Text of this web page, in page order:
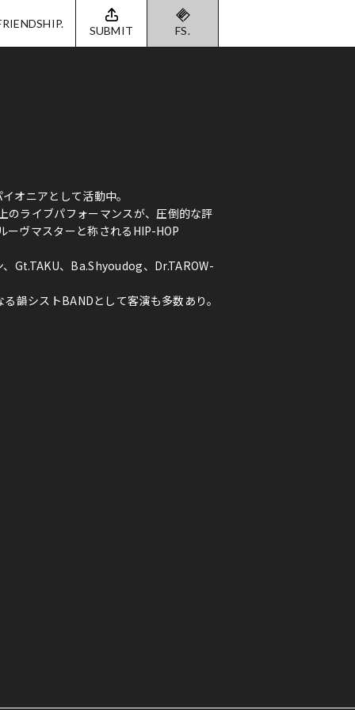
SUBMIT FS.
オニアとして活動中。
のライブパフォーマンスが、圧倒的な評
ーヴマスターと称されるHIP-HOP
Gt.TAKU、Ba.Shyoudog、Dr.TAROW-
韻シストBANDとして客演も多数あり。